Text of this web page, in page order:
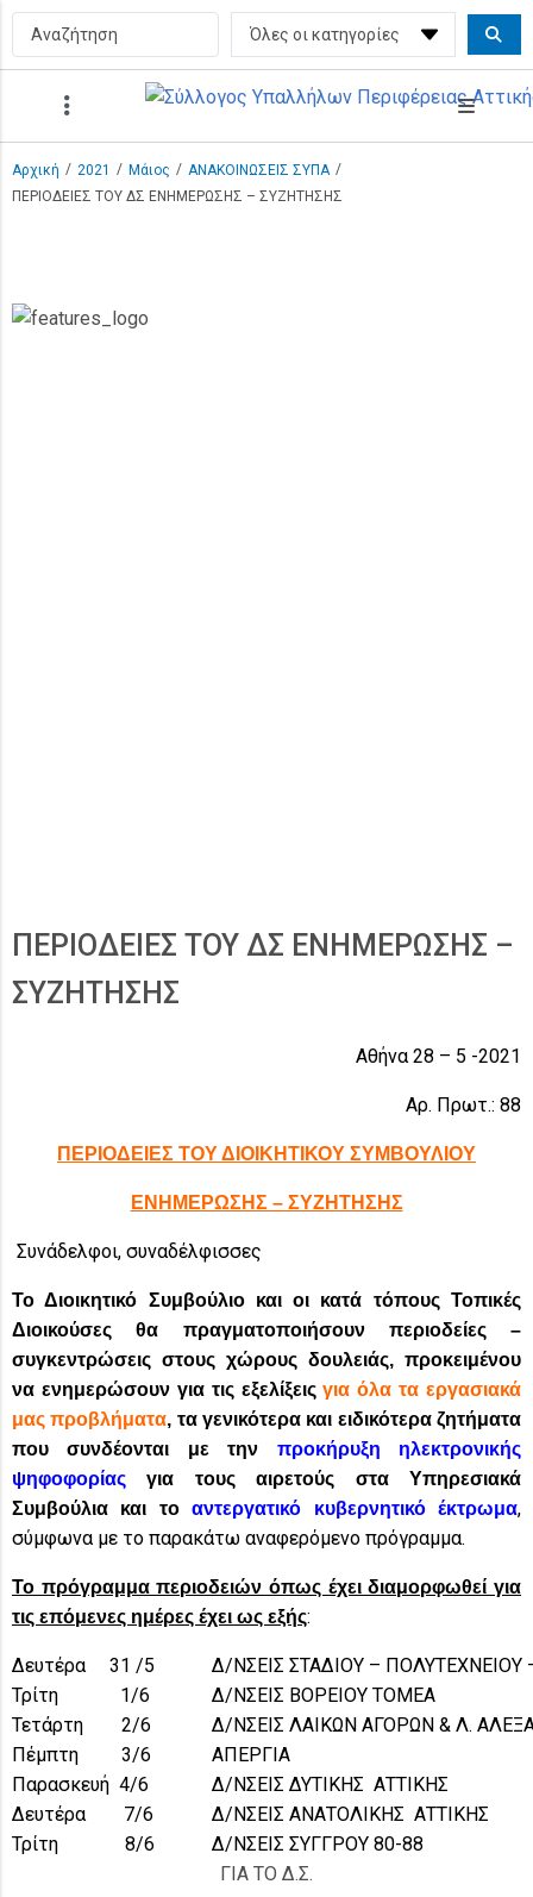
Αρχική / 2021 / Μάιος / ΑΝΑΚΟΙΝΩΣΕΙΣ ΣΥΠΑ /
ΠΕΡΙΟΔΕΙΕΣ ΤΟΥ ΔΣ ΕΝΗΜΕΡΩΣΗΣ – ΣΥΖΗΤΗΣΗΣ
ΠΕΡΙΟΔΕΙΕΣ ΤΟΥ ΔΣ ΕΝΗΜΕΡΩΣΗΣ –
ΣΥΖΗΤΗΣΗΣ
Αθήνα 28 – 5 -2021
Αρ. Πρωτ.: 88
ΠΕΡΙΟΔΕΙΕΣ ΤΟΥ ΔΙΟΙΚΗΤΙΚΟΥ ΣΥΜΒΟΥΛΙΟΥ
ΕΝΗΜΕΡΩΣΗΣ – ΣΥΖΗΤΗΣΗΣ
Συνάδελφοι, συναδέλφισσες
Το Διοικητικό Συμβούλιο και οι κατά τόπους Τοπικές
Διοικούσες θα πραγματοποιήσουν περιοδείες –
συγκεντρώσεις στους χώρους δουλειάς, προκειμένου
να ενημερώσουν για τις εξελίξειςγια όλα τα εργασιακά
μας προβλήματα, τα γενικότερα και ειδικότερα ζητήματα
που συνδέονται με την προκήρυξη ηλεκτρονικής
ψηφοφορίας για τους αιρετούς στα Υπηρεσιακά
Συμβούλια και τοαντεργατικό κυβερνητικό έκτρωμα,
σύμφωνα με το παρακάτω αναφερόμενο πρόγραμμα.
Το πρόγραμμα περιοδειών όπως έχει διαμορφωθεί για
τις επόμενες ημέρες έχει ως εξής:
Δευτέρα 31 /5
Δ/ΝΣΕΙΣ ΣΤΑΔΙΟΥ –
Τρίτη 1/6
Δ/ΝΣΕΙΣ ΒΟΡΕΙΟΥ ΤΟΜΕΑ
Τετάρτη 2/6
Δ/ΝΣΕΙΣ ΛΑΙΚΩΝ ΑΓΟΡΩΝ & Λ.
Πέμπτη 3/6
ΑΠΕΡΓΙΑ
Παρασκευή 4/6
Δ/ΝΣΕΙΣ ΔΥΤΙΚΗΣ ΑΤΤΙΚΗΣ
Δευτέρα 7/6
Δ/ΝΣΕΙΣ ΑΝΑΤΟΛΙΚΗΣ ΑΤΤΙΚΗΣ
Τρίτη 8/6
Δ/ΝΣΕΙΣ ΣΥΓΓΡΟΥ 80-88
ΓΙΑ ΤΟ Δ.Σ.